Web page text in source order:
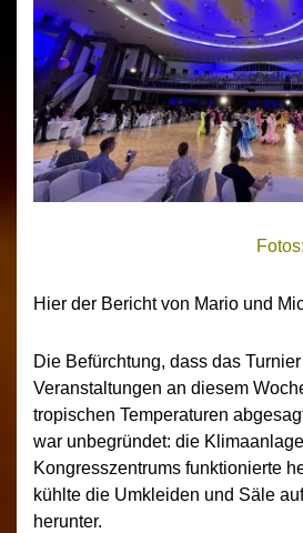
Hier der Bericht von Mario und
Die Befürchtung, dass das
Veranstaltungen an diesem
tropischen Temperaturen
war unbegründet: die
Kongresszentrums funktionierte
kühlte die Umkleiden und Säle
herunter.